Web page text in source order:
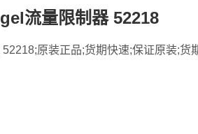
流量限制器 52218
原装正品;货期快速;保证原装;货